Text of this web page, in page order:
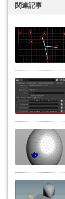
関連記事